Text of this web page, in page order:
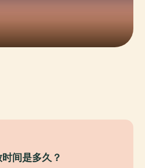
间是多久？